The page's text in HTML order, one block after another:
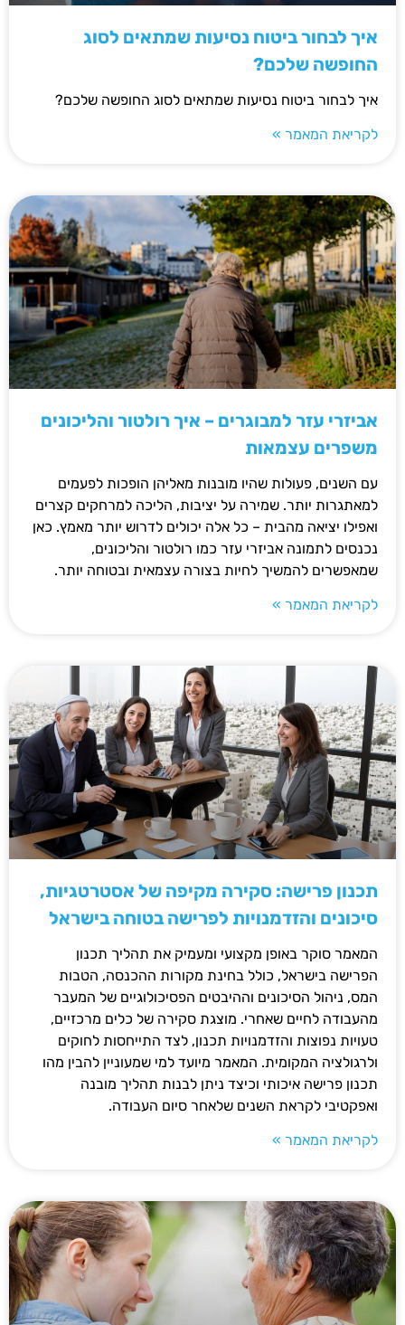
איך לבחור ביטוח נסיעות שמתאים לסוג
החופשה שלכם?
איך לבחור ביטוח נסיעות שמתאים לסוג החופשה שלכם?
לקריאת המאמר »
אביזרי עזר למבוגרים – איך רולטור והליכונים
משפרים עצמאות
עם השנים, פעולות שהיו מובנות מאליהן הופכות לפעמים
למאתגרות יותר. שמירה על יציבות, הליכה למרחקים קצרים
ואפילו יציאה מהבית – כל אלה יכולים לדרוש יותר מאמץ. כאן
נכנסים לתמונה אביזרי עזר כמו רולטור והליכונים,
שמאפשרים להמשיך לחיות בצורה עצמאית ובטוחה יותר.
לקריאת המאמר »
תכנון פרישה: סקירה מקיפה של אסטרטגיות,
סיכונים והזדמנויות לפרישה בטוחה בישראל
המאמר סוקר באופן מקצועי ומעמיק את תהליך תכנון
הפרישה בישראל, כולל בחינת מקורות ההכנסה, הטבות
המס, ניהול הסיכונים וההיבטים הפסיכולוגיים של המעבר
מהעבודה לחיים שאחרי. מוצגת סקירה של כלים מרכזיים,
טעויות נפוצות והזדמנויות תכנון, לצד התייחסות לחוקים
ולרגולציה המקומית. המאמר מיועד למי שמעוניין להבין מהו
תכנון פרישה איכותי וכיצד ניתן לבנות תהליך מובנה
ואפקטיבי לקראת השנים שלאחר סיום העבודה.
לקריאת המאמר »